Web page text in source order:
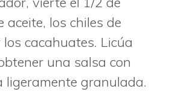
aceite, los chiles de
cacahuates. Licúa
una salsa con
ligeramente granulada.